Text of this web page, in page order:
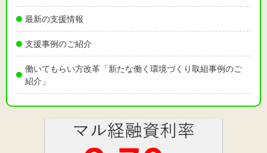
最新の支援情報
支援事例のご紹介
働いてもらい方改革「新たな働く環境づくり取組事例のご
紹介」